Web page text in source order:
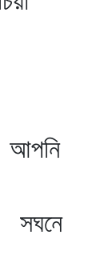
আপনি
সঘনে